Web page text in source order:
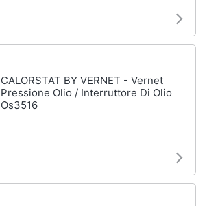
CALORSTAT BY VERNET - Vernet
Pressione Olio / Interruttore Di Olio
Os3516